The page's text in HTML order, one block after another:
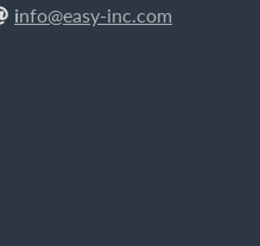
info@easy-inc.com